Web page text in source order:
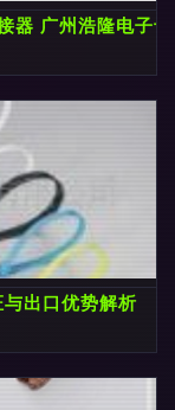
器 广州浩隆电子
与出口优势解析